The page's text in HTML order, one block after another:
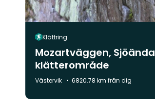
Klättring
Mozartväggen, Sjöända
klätterområde
Kommun:
Västervik 6820.78 km från dig